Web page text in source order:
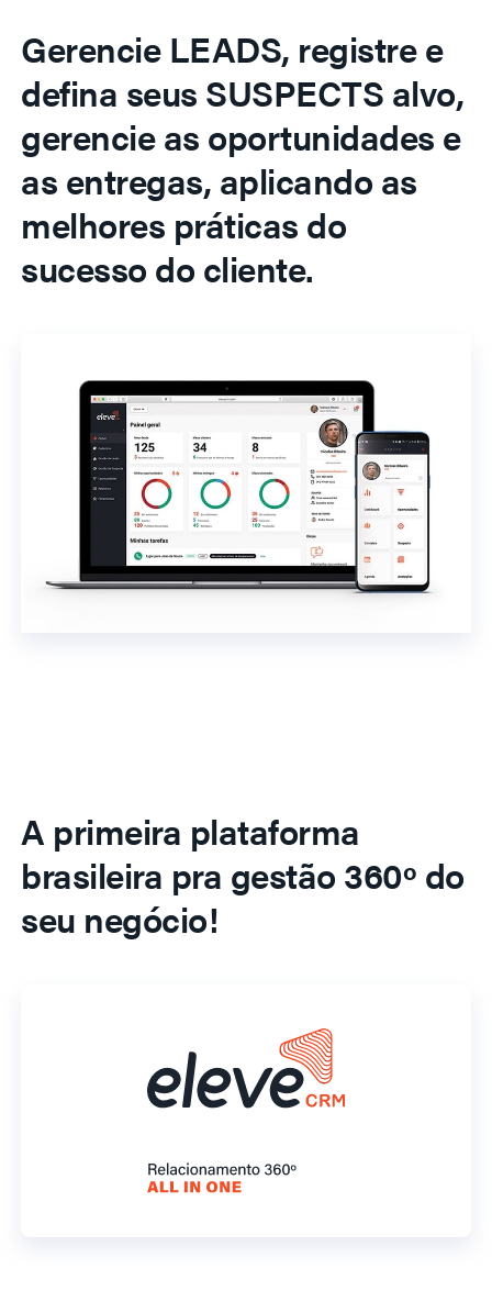
Gerencie LEADS, registre e
defina seus SUSPECTS alvo,
gerencie as oportunidades e
as entregas, aplicando as
melhores práticas do
sucesso do cliente.
A primeira plataforma
brasileira pra gestão 360º do
seu negócio!